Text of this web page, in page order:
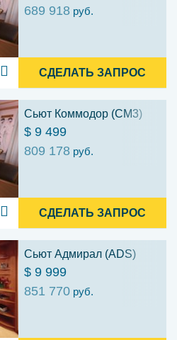
689 918 руб.
СДЕЛАТЬ ЗАПРОС
Сьют Коммодор (CM3)
$ 9 499
809 178 руб.
СДЕЛАТЬ ЗАПРОС
Сьют Адмирал (ADS)
$ 9 999
851 770 руб.